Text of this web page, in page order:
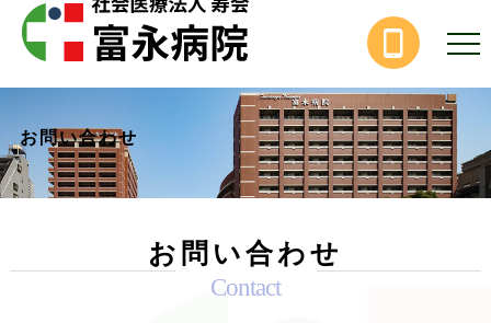
お問い合わせ
お問い合わせ
Contact